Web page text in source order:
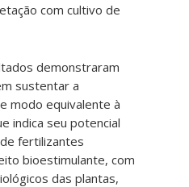
com cultivo de
demonstraram
sustentar a
modo equivalente à
indica seu potencial
fertilizantes
bioestimulante, com
das plantas,